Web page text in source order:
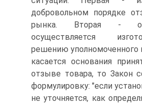
добровольном порядке
рынка. Вторая -
осуществляется
решению уполномоченного
касается основания
отзыве товара, то Закон
формулировку: "если
не уточняется, как